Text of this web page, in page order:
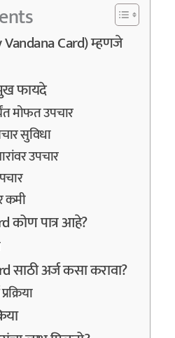
Vandana Card) म्हणजे
फायदे
मोफत उपचार
सुविधा
उपचार
कमी
कोण पात्र आहे?
साठी अर्ज कसा करावा?